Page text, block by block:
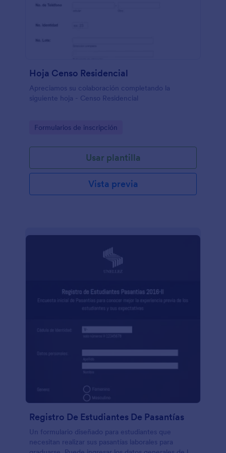
Hoja Censo Residencial
Apreciamos su colaboración completando la
siguiente hoja - Censo Residencial
Go to Category:
Formularios de inscripción
Usar plantilla
Vista previa
Registro De Estudiantes De Pasantías
Un formulario diseñado para estudiantes que
necesitan realizar sus pasantías laborales para